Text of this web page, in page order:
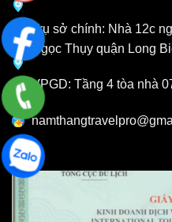
Trụ sở chính: Nhà 12c
Ngọc Thụy quận Long
VPGD: Tầng 4 tòa nhà